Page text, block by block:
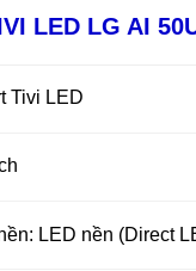
LED LG AI
Tivi LED
LED nền (Direct